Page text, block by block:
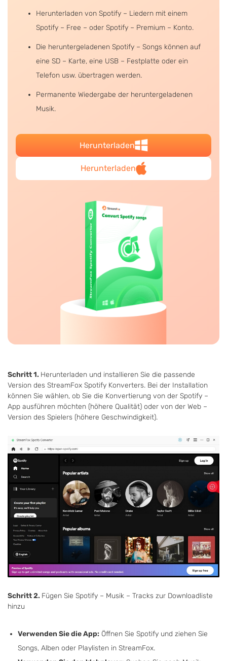
Herunterladen von Spotify – Liedern mit einem
Spotify – Free – oder Spotify – Premium – Konto.
Die heruntergeladenen Spotify – Songs können auf
eine SD – Karte, eine USB – Festplatte oder ein
Telefon usw. übertragen werden.
Permanente Wiedergabe der heruntergeladenen
Musik.
Herunterladen
Herunterladen
Schritt 1. Herunterladen und installieren Sie die passende
Version des StreamFox Spotify Konverters. Bei der Installation
können Sie wählen, ob Sie die Konvertierung von der Spotify –
App ausführen möchten (höhere Qualität) oder von der Web –
Version des Spielers (höhere Geschwindigkeit).
Schritt 2. Fügen Sie Spotify – Musik – Tracks zur Downloadliste
hinzu
Verwenden Sie die App: Öffnen Sie Spotify und ziehen Sie
Songs, Alben oder Playlisten in StreamFox.